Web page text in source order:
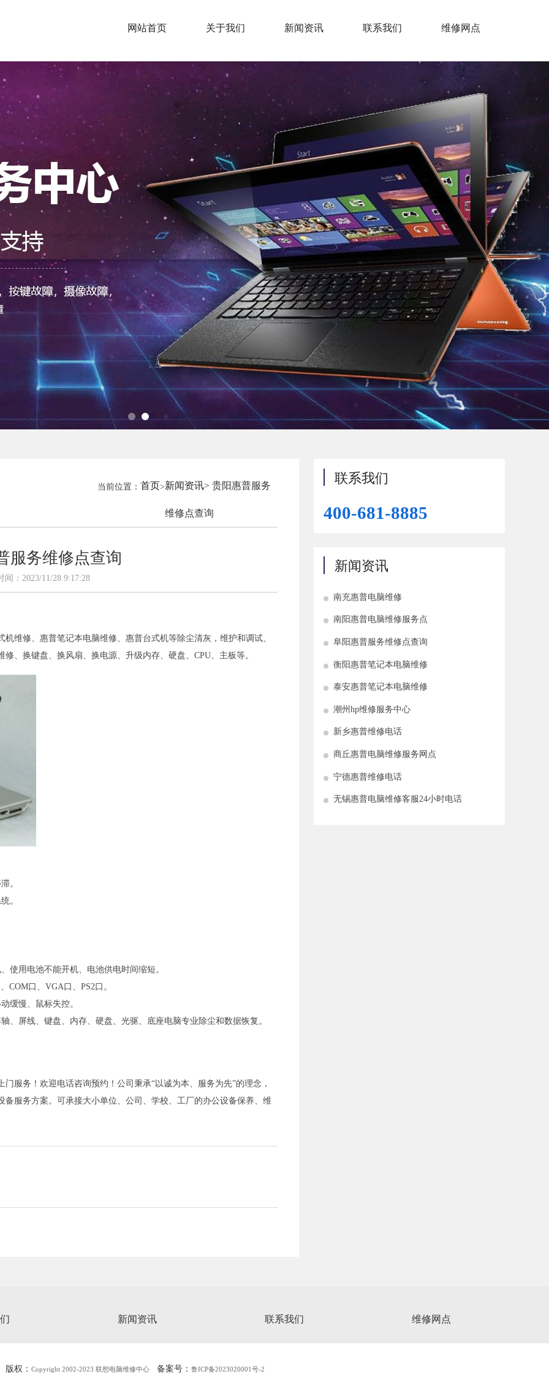
网站首页 关于我们 新闻资讯 联系我们 维修网点
当前位置：首页>新闻资讯> 贵阳惠普服务
维修点查询
服务维修点查询
间：2023/11/28 9:17:28
维修、惠普笔记本电脑维修、惠普台式机等除尘清灰，维护和调试、
、换键盘、换风扇、换电源、升级内存、硬盘、CPU、主板等。
。
。
使用电池不能开机、电池供电时间缩短。
COM口、VGA口、PS2口。
缓慢、鼠标失控。
、屏线、键盘、内存、硬盘、光驱、底座电脑专业除尘和数据恢复。
服务！欢迎电话咨询预约！公司秉承“以诚为本、服务为先”的理念，
服务方案。可承接大小单位、公司、学校、工厂的办公设备保养、维
联系我们
400-681-8885
新闻资讯
南充惠普电脑维修
南阳惠普电脑维修服务点
阜阳惠普服务维修点查询
衡阳惠普笔记本电脑维修
泰安惠普笔记本电脑维修
潮州hp维修服务中心
新乡惠普维修电话
商丘惠普电脑维修服务网点
宁德惠普维修电话
无锡惠普电脑维修客服24小时电话
新闻资讯 联系我们 维修网点
版权： Copyright 2002-2023 联想电脑维修中心 备案号： 鲁ICP备2023020001号-2